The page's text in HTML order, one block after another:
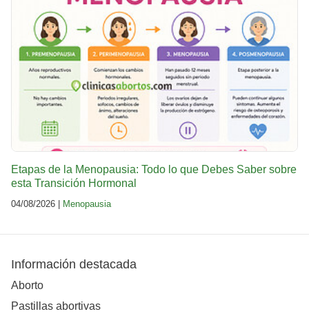
Etapas de la Menopausia: Todo lo que Debes Saber sobre
esta Transición Hormonal
04/08/2026 | Menopausia
Información destacada
Aborto
Pastillas abortivas